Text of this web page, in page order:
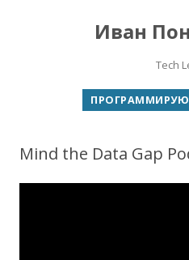
Иван
Tech
ПРОГРАММИРУЮ
Mind the Data Gap